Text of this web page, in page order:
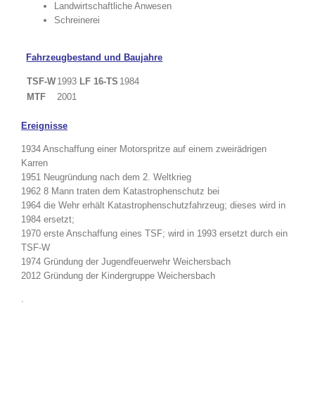
Landwirtschaftliche Anwesen
Schreinerei
Fahrzeugbestand und Baujahre
TSF-W 1993 LF 16-TS 1984
MTF
2001
Ereignisse
1934 Anschaffung einer Motorspritze auf einem zweirädrigen
Karren
1951 Neugründung nach dem 2. Weltkrieg
1962 8 Mann traten dem Katastrophenschutz bei
1964 die Wehr erhält Katastrophenschutzfahrzeug; dieses wird in
1984 ersetzt;
1970 erste Anschaffung eines TSF; wird in 1993 ersetzt durch ein
TSF-W
1974 Gründung der Jugendfeuerwehr Weichersbach
2012 Gründung der Kindergruppe Weichersbach
.